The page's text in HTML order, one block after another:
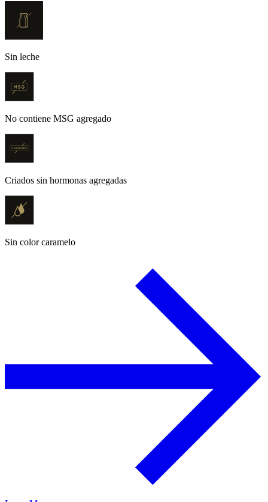
Sin leche
No contiene MSG agregado
Criados sin hormonas agregadas
Sin color caramelo